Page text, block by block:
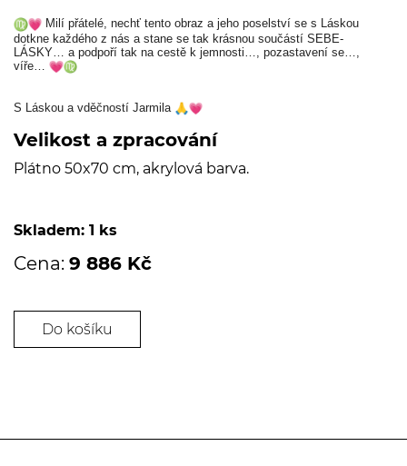
Milí přátelé, nechť tento obraz a jeho poselství se s Láskou
dotkne každého z nás a stane se tak krásnou součástí SEBE-
LÁSKY… a podpoří tak na cestě k jemnosti…, pozastavení se…,
víře…
S Láskou a vděčností Jarmila
Velikost a zpracování
Plátno 50x70 cm, akrylová barva.
Skladem: 1 ks
Cena: 9 886 Kč
Do košíku